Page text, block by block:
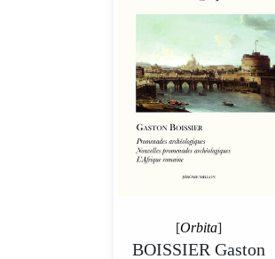
[Orbita]
BOISSIER Gaston